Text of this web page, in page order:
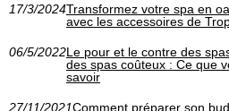
17/3/2024Transformez votre spa en
avec les accessoires de
06/5/2022Le pour et le contre des
des spas coûteux : Ce que
savoir
27/11/2021Comment préparer son